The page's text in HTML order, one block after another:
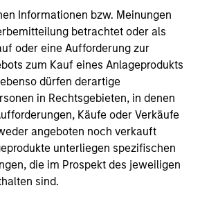
Informationen bzw. Meinungen
betrachtet oder als
oder eine Aufforderung zur
zum Kauf eines Anlageprodukts
dürfen derartige
in Rechtsgebieten, in denen
Käufe oder Verkäufe
angeboten noch verkauft
unterliegen spezifischen
die im Prospekt des jeweiligen
sind.
A New
Value and Active
Reconstitution highlights a
market: the traditional
and Value are becoming
what Eaton Vance
think that means for